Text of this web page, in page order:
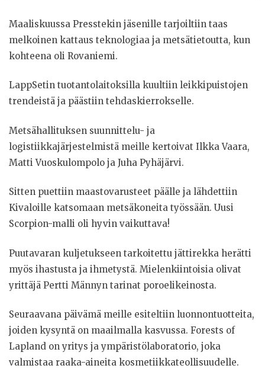
Maaliskuussa Presstekin jäsenille tarjoiltiin taas
melkoinen kattaus teknologiaa ja metsätietoutta, kun
kohteena oli Rovaniemi.
LappSetin tuotantolaitoksilla kuultiin leikkipuistojen
trendeistä ja päästiin tehdaskierrokselle.
Metsähallituksen suunnittelu- ja
logistiikkajärjestelmistä meille kertoivat Ilkka Vaara,
Matti Vuoskulompolo ja Juha Pyhäjärvi.
Sitten puettiin maastovarusteet päälle ja lähdettiin
Kivaloille katsomaan metsäkoneita työssään. Uusi
Scorpion-malli oli hyvin vaikuttava!
Puutavaran kuljetukseen tarkoitettu jättirekka herätti
myös ihastusta ja ihmetystä. Mielenkiintoisia olivat
yrittäjä Pertti Männyn tarinat poroelikeinosta.
Seuraavana päivämä meille esiteltiin luonnontuotteita,
joiden kysyntä on maailmalla kasvussa. Forests of
Lapland on yritys ja ympäristölaboratorio, joka
valmistaa raaka-aineita kosmetiikkateollisuudelle.